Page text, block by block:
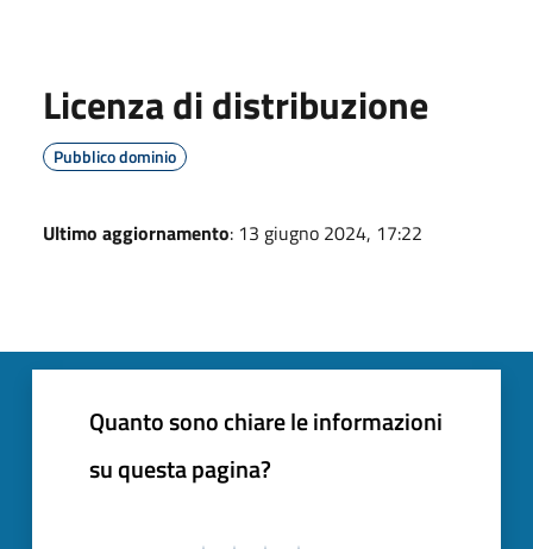
Licenza di distribuzione
Pubblico dominio
Ultimo aggiornamento: 13 giugno 2024, 17:22
Quanto sono chiare le informazioni
su questa pagina?